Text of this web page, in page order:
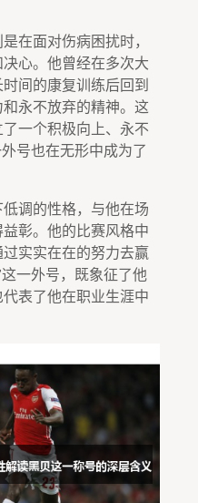
在面对伤病困扰时，
心。他曾经在多次大
间的康复训练后回到
永不放弃的精神。这
一个积极向上、永不
号也在无形中成为了
调的性格，与他在场
彰。他的比赛风格中
实实在在的努力去赢
一外号，既象征了他
表了他在职业生涯中